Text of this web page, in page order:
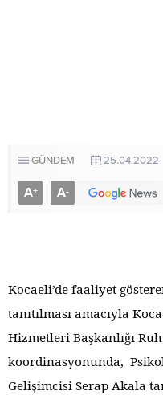
GÜNDEM 25.04.2022
A+ A-
Kocaeli’de faaliyet
tanıtılması amacıyla
Hizmetleri Başkanlığı
koordinasyonunda,
Gelişimcisi Serap Akala